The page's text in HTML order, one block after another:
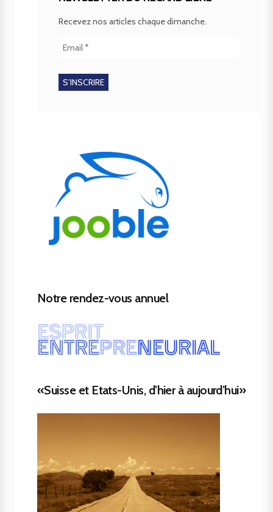
Recevez nos articles chaque dimanche.
Notre rendez-vous annuel
«Suisse et Etats-Unis, d’hier à aujourd’hui»